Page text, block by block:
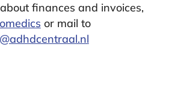
finances and invoices,
or mail to